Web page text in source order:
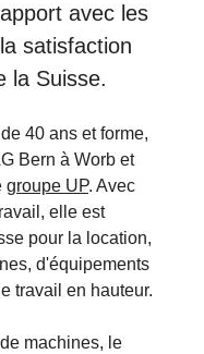
avec les
satisfaction
la Suisse.
40 ans et forme,
Bern à Worb et
groupe UP. Avec
elle est
pour la location,
d'équipements
travail en hauteur.
machines, le